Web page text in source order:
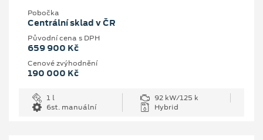
Pobočka
Centrální sklad v ČR
Původní cena s DPH
659 900 Kč
Cenové zvýhodnění
190 000 Kč
1 l
92 kW/125 k
6st. manuální
Hybrid